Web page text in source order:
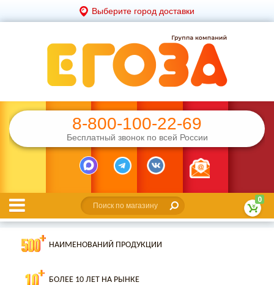
Выберите город доставки
8-800-100-22-69
Бесплатный звонок по всей России
0
НАИМЕНОВАНИЙ ПРОДУКЦИИ
БОЛЕЕ 10 ЛЕТ НА РЫНКЕ